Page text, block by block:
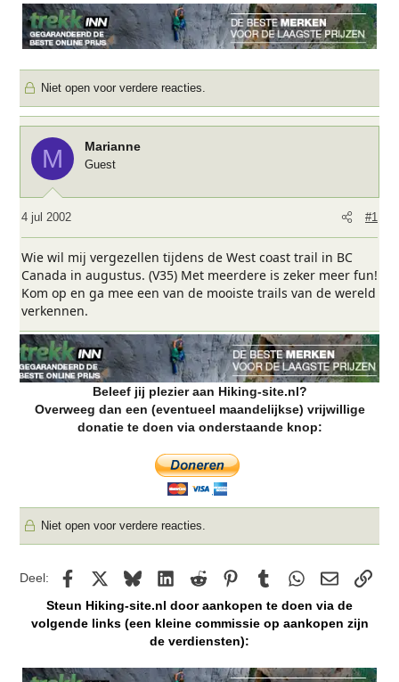
r
w
e
r
p
s
t
a
t
e
r
t
d
a
t
u
m
Niet open voor verdere reacties.
M Marianne
Guest
4 jul 2002 #1
Wie wil mij vergezellen tijdens de West coast trail in BC
Canada in augustus. (V35) Met meerdere is zeker meer fun!
Kom op en ga mee een van de mooiste trails van de wereld
verkennen.
Beleef jij plezier aan Hiking-site.nl?
Overweeg dan een (eventueel maandelijkse) vrijwillige
donatie te doen via onderstaande knop:
Niet open voor verdere reacties.
Deel: Facebook BlueskyLinkedInReddit PinterestTumblr WhatsApp
E-mail
Steun Hiking-site.nl door aankopen te doen via de
volgende links (een kleine commissie op aankopen zijn
de verdiensten):